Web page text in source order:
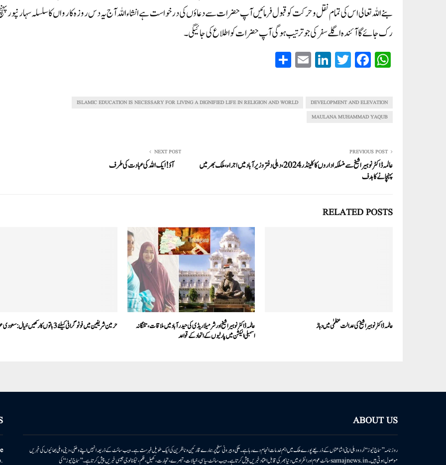
بنے اللہ تعالی اس کی تمام نقل وحرکت کو قبول فرمائیں آپ حضرات سے دعاؤں کی درخواست ہے انشاءاللہ آج یہ دس روزہ کارواں کا سلسلہ سہارنپور
رک جائے گا آئندہ اگلے سفر کی جو ترتیب ہوگی آپ حضرات کو اطلاع کی جائیگی۔
W
ha
A
pp
Fa
ce
ok
T
wi
r
Li
nk
In
E
m
DEVELOPMENT AND ELEVATION
ISLAMIC EDUCATION IS NECESSARY FOR LIVING A DIGNIFIED LIFE IN RELIGION AND WORLD
MAULANA MUHAMMAD YAQUB
PREVIOUS POST
عالمہ ڈاکٹر نوہیرا شیخ سے منسلکہ اداروں کا کلینڈر 2024،دہلی دفتر وزیر آباد میں اجراء ، ملک بھر میں
پہنچانے کا ہدف
NEXT POST
آؤ! ایک الله کی عبادت کی طرف
RELATED POSTS
عالمہ ڈاکٹر نوہیرا شیخ کی عدالت عظمٰی میں دہاڑ
عالمہ ڈاکٹر نوہیرا شیخ اور شرمیلا ریڈی کی حیدر آباد میں ملاقات، تلنگانہ
اسمبلی الیکشن میں پارٹیوں کے اتحاد کے قواعد
حرمین شریفین میں فوٹو گرافی کیلئے 3 باتوں کا رکھیں خیال: سعودی عرب
ABOUT US
روزنامہ ’’سماج نیوز‘‘ اُردو دہلی اپنی اشاعتوں کے ذریعے پورے ملک میں اہم خدمات انجام دے رہا ہے۔ ملکی وبیرونی سطح پر ہمارے قارئین وناظرین کی ایک طویل فہرست ہے۔ ویب سائٹ کے ذریعہ انہیں اپنے وطنی، دینی وملی بھائیوں کی خبریں
موصول ہوتی ہیں۔samajnews.inسائٹ عوام اور انفراد میں دنیا بھر کی قابل اعتماد خبریں پیش کرتا ہے۔ ویب سائٹ سیاسی، خیالات، تبصرے، تجارت، کھیل، فلم، ٹیکنالوجی جیسی خبریں پیش کرتا ہے۔ ’’سماج نیوز‘‘ کی